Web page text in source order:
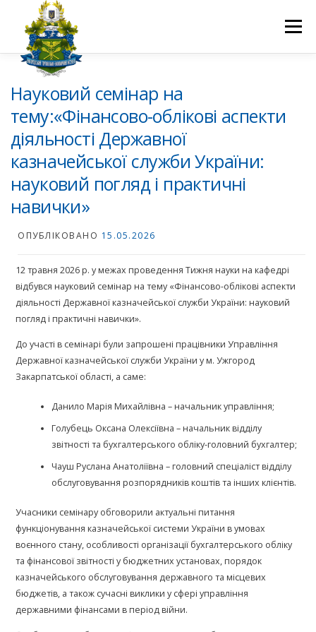
Меню
ПРО НАС
НОВИНИ ВСТУП 2026 ВОЛОНТЕРСТВО
Науковий семінар на
тему:«Фінансово-облікові аспекти
діяльності Державної
казначейської служби України:
науковий погляд і практичні
навички»
ОПУБЛІКОВАНО 15.05.2026
12 травня 2026 р. у межах проведення Тижня науки на кафедрі
відбувся науковий семінар на тему «Фінансово-облікові аспекти
діяльності Державної казначейської служби України: науковий
погляд і практичні навички».
До участі в семінарі були запрошені працівники Управління
Державної казначейської служби України у м. Ужгород
Закарпатської області, а саме:
Данило Марія Михайлівна – начальник управління;
Голубець Оксана Олексіївна – начальник відділу
звітності та бухгалтерського обліку-головний бухгалтер;
Чауш Руслана Анатоліївна – головний спеціаліст відділу
обслуговування розпорядників коштів та інших клієнтів.
Учасники семінару обговорили актуальні питання
функціонування казначейської системи України в умовах
воєнного стану, особливості організації бухгалтерського обліку
та фінансової звітності у бюджетних установах, порядок
казначейського обслуговування державного та місцевих
бюджетів, а також сучасні виклики у сфері управління
державними фінансами в період війни.